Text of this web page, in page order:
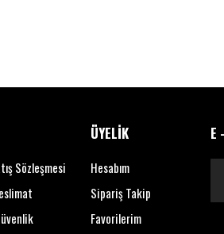
Sözleşmesi
ÜYELİK
Hesabım
Sipariş Takip
Favorilerim
E